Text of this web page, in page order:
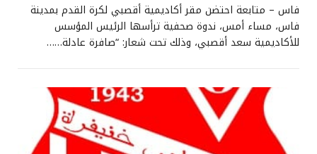
فاس – متابعة احتضن مقر أكاديمية أقصبي لكرة القدم بمدينة
فاس، مساء أمس، ندوة صحفية ترأسها الرئيس المؤسس
للأكاديمية سعد أقصبي، وذلك تحت شعار: “صافرة عادلة……